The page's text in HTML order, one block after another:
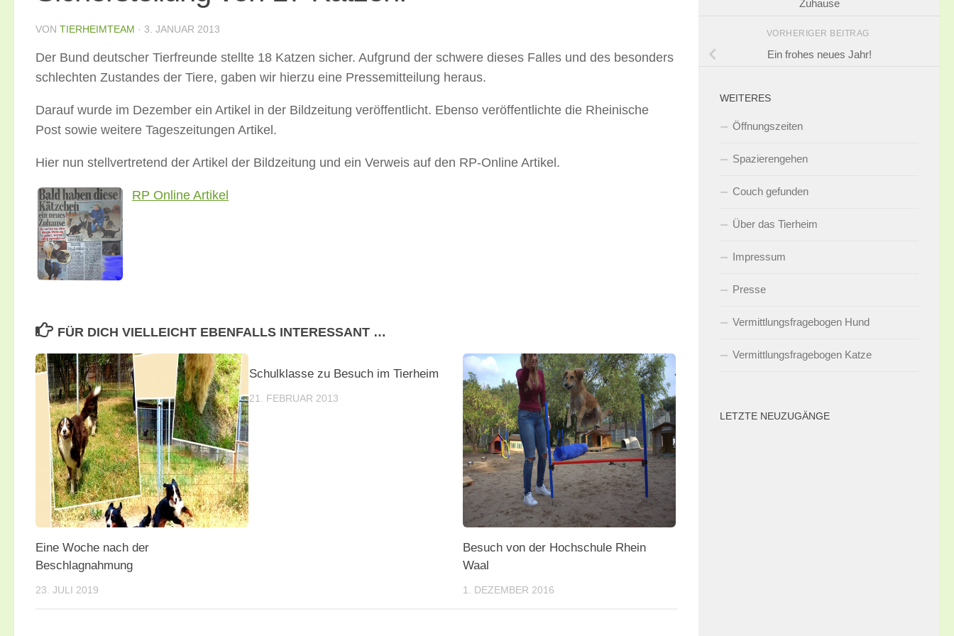
VON TIERHEIMTEAM · 3. JANUAR 2013
Der Bund deutscher Tierfreunde stellte 18 Katzen sicher. Aufgrund der schwere dieses Falles und des besonders
schlechten Zustandes der Tiere, gaben wir hierzu eine Pressemitteilung heraus.
Darauf wurde im Dezember ein Artikel in der Bildzeitung veröffentlicht. Ebenso veröffentlichte die Rheinische
Post sowie weitere Tageszeitungen Artikel.
Hier nun stellvertretend der Artikel der Bildzeitung und ein Verweis auf den RP-Online Artikel.
RP Online Artikel
FÜR DICH VIELLEICHT EBENFALLS INTERESSANT …
Eine Woche nach der
Beschlagnahmung
23. JULI 2019
Schulklasse zu Besuch im Tierheim
21. FEBRUAR 2013
Besuch von der Hochschule Rhein
Waal
1. DEZEMBER 2016
Zuhause
VORHERIGER BEITRAG
Ein frohes neues Jahr!
WEITERES
Öffnungszeiten
Spazierengehen
Couch gefunden
Über das Tierheim
Impressum
Presse
Vermittlungsfragebogen Hund
Vermittlungsfragebogen Katze
LETZTE NEUZUGÄNGE